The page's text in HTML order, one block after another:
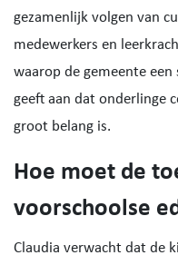
gezamenlijk volgen van
medewerkers en
waarop de gemeente
geeft aan dat onderlinge
groot belang is.
Hoe moet de
voorschoolse
Claudia verwacht dat de